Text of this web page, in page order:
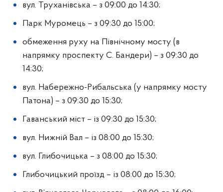
вул. Труханівська – з 09:00 до 14:30;
Парк Муромець – з 09:30 до 15:00;
обмеження руху на Північному мосту (в
напрямку проспекту С. Бандери) – з 09:30 до
14:30;
вул. Набережно-Рибальська (у напрямку мосту
Патона) – з 09:30 до 15:30;
Гаванський міст – із 09:30 до 15:30;
вул. Нижній Вал – із 08:00 до 15:30;
вул. Глибочицька – з 08:00 до 15:30;
Глибочицький проїзд – із 08:00 до 15:30;